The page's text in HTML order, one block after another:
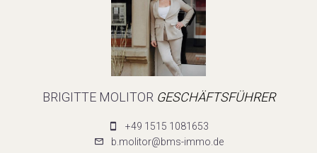
BRIGITTE MOLITOR GESCHÄFTSFÜHRER
+49 1515 1081653
b.molitor@bms-immo.de